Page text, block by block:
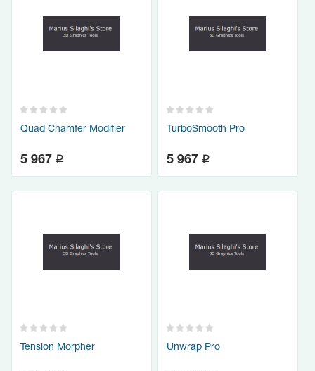
Quad Chamfer Modifier
5 967 q
TurboSmooth Pro
5 967 q
Tension Morpher Unwrap Pro